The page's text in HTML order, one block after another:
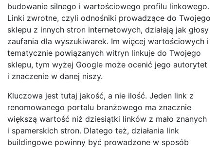
budowanie silnego i wartościowego profilu linkowego.
Linki zwrotne, czyli odnośniki prowadzące do Twojego
sklepu z innych stron internetowych, działają jak głosy
zaufania dla wyszukiwarek. Im więcej wartościowych i
tematycznie powiązanych witryn linkuje do Twojego
sklepu, tym wyżej Google może ocenić jego autorytet
i znaczenie w danej niszy.
Kluczowa jest tutaj jakość, a nie ilość. Jeden link z
renomowanego portalu branżowego ma znacznie
większą wartość niż dziesiątki linków z mało znanych
i spamerskich stron. Dlatego też, działania link
buildingowe powinny być prowadzone w sposób